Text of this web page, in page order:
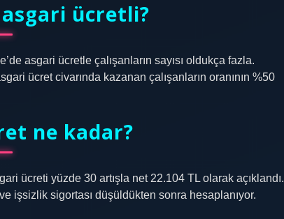
asgari ücretli?
asgari ücretle çalışanların sayısı oldukça fazla.
ücret civarında kazanan çalışanların oranının %50
ne kadar?
ücreti yüzde 30 artışla net 22.104 TL olarak açıklandı.
işsizlik sigortası düşüldükten sonra hesaplanıyor.